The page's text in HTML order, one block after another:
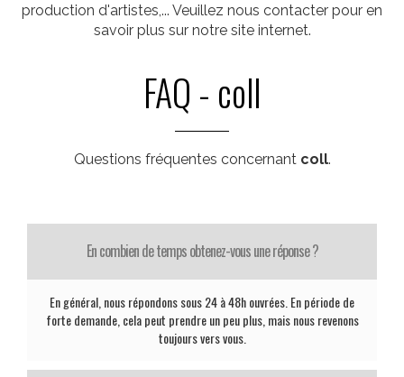
production d'artistes,... Veuillez nous contacter pour en
savoir plus sur notre site internet.
FAQ - coll
Questions fréquentes concernant coll.
En combien de temps obtenez-vous une réponse ?
En général, nous répondons sous 24 à 48h ouvrées. En période de
forte demande, cela peut prendre un peu plus, mais nous revenons
toujours vers vous.